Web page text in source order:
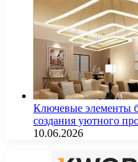
Ключевые элементы
создания уютного
10.06.2026